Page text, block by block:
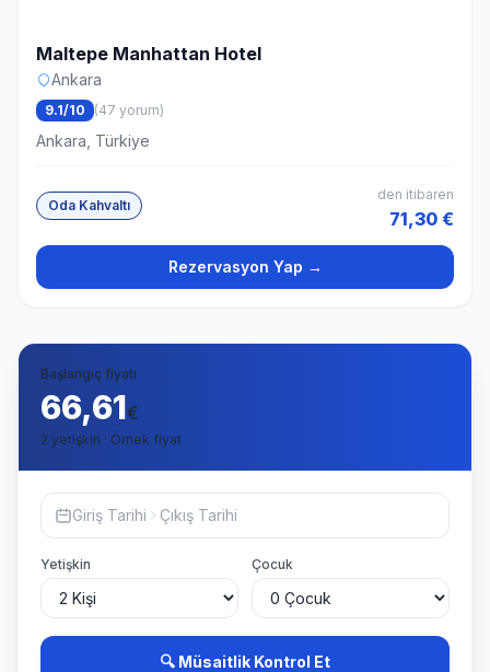
Maltepe Manhattan Hotel
Ankara
9.1/10 (47 yorum)
Ankara, Türkiye
Oda Kahvaltı
den itibaren
71,30 €
Rezervasyon Yap →
Başlangıç fiyatı
66,61€
2 yetişkin · Örnek fiyat
Giriş Tarihi Çıkış Tarihi
Yetişkin Çocuk
🔍 Müsaitlik Kontrol Et